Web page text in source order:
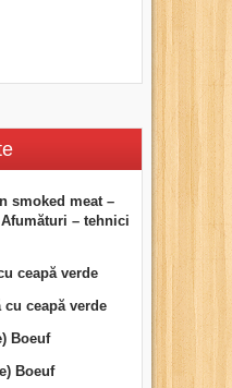
smoked meat –
Afumături – tehnici
ceapă verde
cu ceapă verde
Boeuf
Boeuf